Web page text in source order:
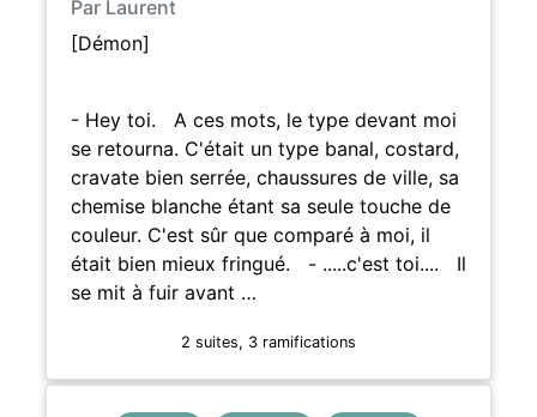
Par Laurent
[Démon]
- Hey toi. A ces mots, le type devant moi
se retourna. C'était un type banal, costard,
cravate bien serrée, chaussures de ville, sa
chemise blanche étant sa seule touche de
couleur. C'est sûr que comparé à moi, il
était bien mieux fringué. - .....c'est toi.... Il
se mit à fuir avant …
2 suites, 3 ramifications